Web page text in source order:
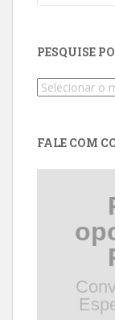
PESQUISE
Pesquise
FALE COM